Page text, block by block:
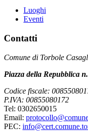
Luoghi
Eventi
Contatti
Comune di Torbole
Piazza della Repubblica
Codice fiscale:
P.IVA: 00855080172
Tel: 0302650015
Email:
PEC: